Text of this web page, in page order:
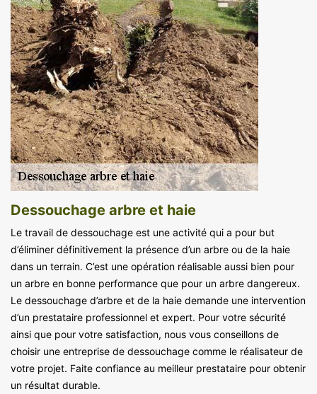
Dessouchage arbre et haie
Le travail de dessouchage est une activité qui a pour but
d’éliminer définitivement la présence d’un arbre ou de la haie
dans un terrain. C’est une opération réalisable aussi bien pour
un arbre en bonne performance que pour un arbre dangereux.
Le dessouchage d’arbre et de la haie demande une intervention
d’un prestataire professionnel et expert. Pour votre sécurité
ainsi que pour votre satisfaction, nous vous conseillons de
choisir une entreprise de dessouchage comme le réalisateur de
votre projet. Faite confiance au meilleur prestataire pour obtenir
un résultat durable.